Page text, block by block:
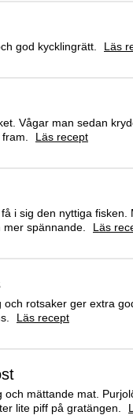
god kycklingrätt. Läs
Vågar man sedan
Läs recept
i sig den nyttiga fisken.
spännande.
Läs
rotsaker ger extra
Läs recept
mättande mat.
lite piff på gratängen.